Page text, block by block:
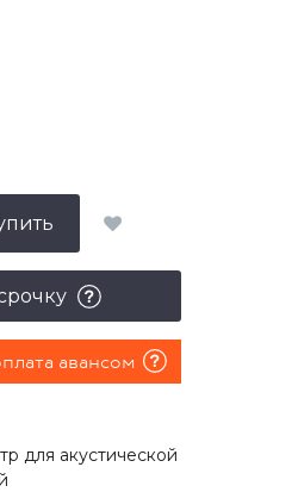
авансом
для акустической